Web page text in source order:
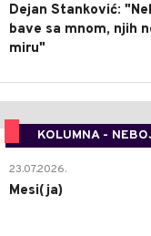
Dejan Stanković:
bave sa mnom, njih
miru"
KOLUMNA -
23.07.2026.
Mesi(ja)